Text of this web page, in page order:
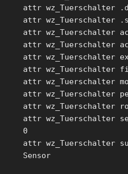
attr wz_Tuerschalter
attr wz_Tuerschalter
attr wz_Tuerschalter
attr wz_Tuerschalter
attr wz_Tuerschalter
attr wz_Tuerschalter
attr wz_Tuerschalter
attr wz_Tuerschalter
attr wz_Tuerschalter
attr wz_Tuerschalter
0
attr wz_Tuerschalter
Sensor